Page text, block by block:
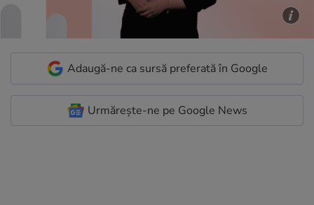
Adaugă-ne ca sursă preferată în Google
Urmărește-ne pe Google News